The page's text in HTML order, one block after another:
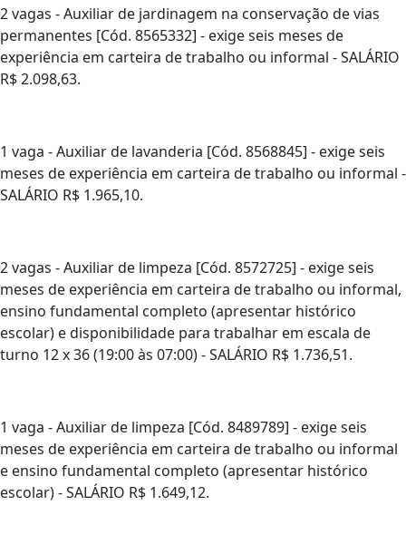
2 vagas - Auxiliar de jardinagem na conservação de vias
permanentes [Cód. 8565332] - exige seis meses de
experiência em carteira de trabalho ou informal - SALÁRIO
R$ 2.098,63.
1 vaga - Auxiliar de lavanderia [Cód. 8568845] - exige seis
meses de experiência em carteira de trabalho ou informal -
SALÁRIO R$ 1.965,10.
2 vagas - Auxiliar de limpeza [Cód. 8572725] - exige seis
meses de experiência em carteira de trabalho ou informal,
ensino fundamental completo (apresentar histórico
escolar) e disponibilidade para trabalhar em escala de
turno 12 x 36 (19:00 às 07:00) - SALÁRIO R$ 1.736,51.
1 vaga - Auxiliar de limpeza [Cód. 8489789] - exige seis
meses de experiência em carteira de trabalho ou informal
e ensino fundamental completo (apresentar histórico
escolar) - SALÁRIO R$ 1.649,12.